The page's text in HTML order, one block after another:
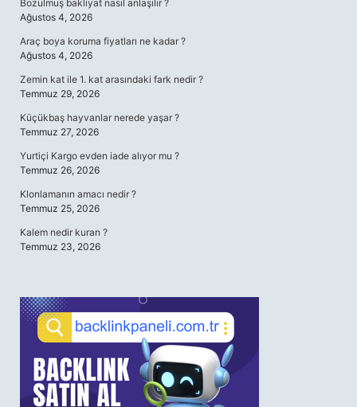
Bozulmuş bakliyat nasıl anlaşılır ?
Ağustos 4, 2026
Araç boya koruma fiyatları ne kadar ?
Ağustos 4, 2026
Zemin kat ile 1. kat arasındaki fark nedir ?
Temmuz 29, 2026
Küçükbaş hayvanlar nerede yaşar ?
Temmuz 27, 2026
Yurtiçi Kargo evden iade alıyor mu ?
Temmuz 26, 2026
Klonlamanın amacı nedir ?
Temmuz 25, 2026
Kalem nedir kuran ?
Temmuz 23, 2026